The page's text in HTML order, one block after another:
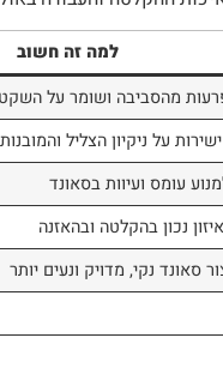
למה זה חשוב
מהסביבה ושומר על
על ניקיון הצליל והמובנות
עומס ועיוות בסאונד
נכון בהקלטה ובהאזנה
סאונד נקי, מדויק ונעים יותר